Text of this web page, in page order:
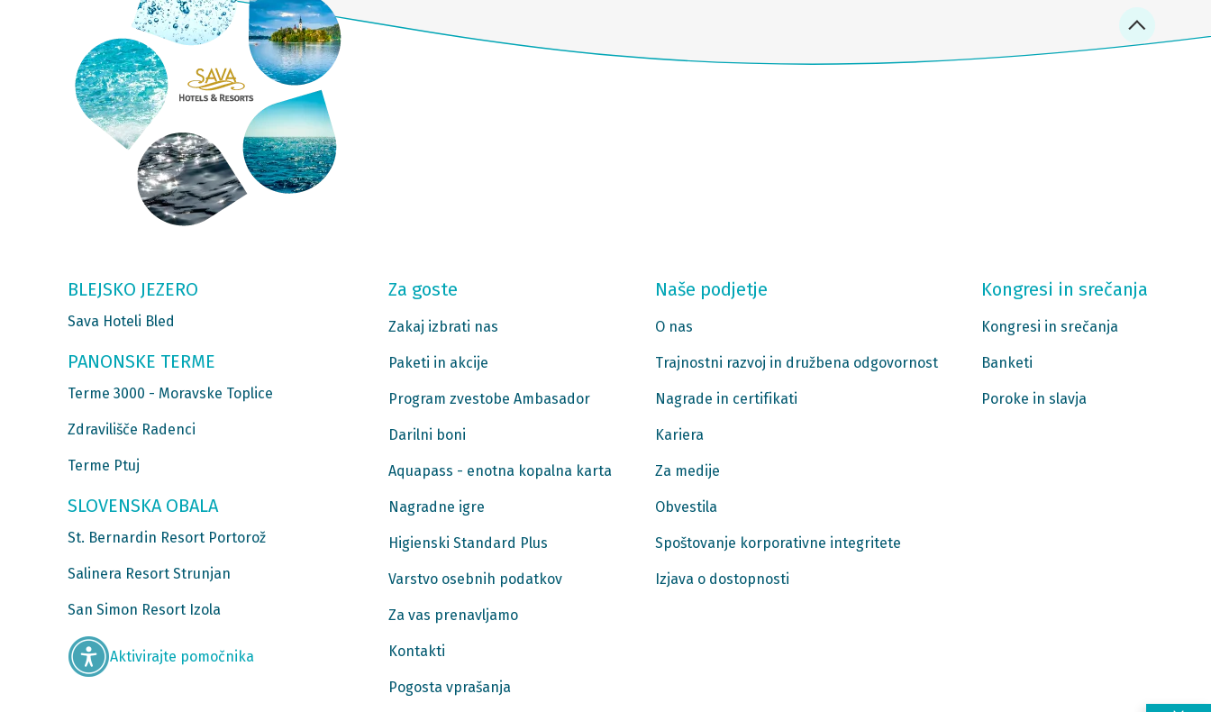
BLEJSKO JEZERO
Sava Hoteli Bled
PANONSKE TERME
Terme 3000 - Moravske Toplice
Zdravilišče Radenci
Terme Ptuj
SLOVENSKA OBALA
St. Bernardin Resort Portorož
Salinera Resort Strunjan
San Simon Resort Izola
Aktivirajte pomočnika
Za goste
Zakaj izbrati nas
Paketi in akcije
Program zvestobe Ambasador
Darilni boni
Aquapass - enotna kopalna karta
Nagradne igre
Higienski Standard Plus
Varstvo osebnih podatkov
Za vas prenavljamo
Kontakti
Pogosta vprašanja
Naše podjetje
O nas
Trajnostni razvoj in družbena odgovornost
Nagrade in certifikati
Kariera
Za medije
Obvestila
Spoštovanje korporativne integritete
Izjava o dostopnosti
Kongresi in srečanja
Kongresi in srečanja
Banketi
Poroke in slavja